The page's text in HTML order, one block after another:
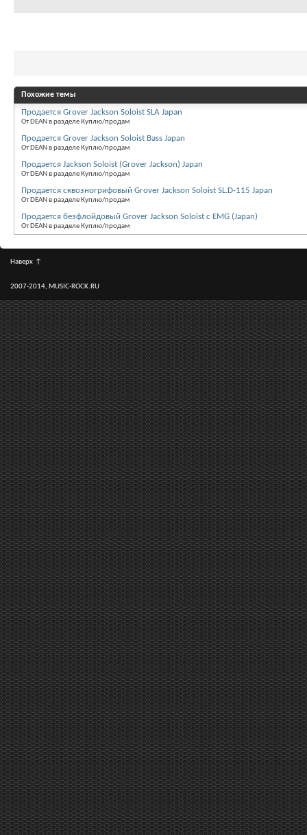
Похожие темы
Продается Grover Jackson Soloist SLA Japan
От DEAN в разделе Куплю/продам
Продается Grover Jackson Soloist Bass Japan
От DEAN в разделе Куплю/продам
Продается Jackson Soloist (Grover Jackson) Japan
От DEAN в разделе Куплю/продам
Продается сквозногрифовый Grover Jackson Soloist SL.D-115 Japan
От DEAN в разделе Куплю/продам
Продается безфлойдовый Grover Jackson Soloist c EMG (Japan)
От DEAN в разделе Куплю/продам
Наверх ↑
2007-2014, MUSIC-ROCK.RU